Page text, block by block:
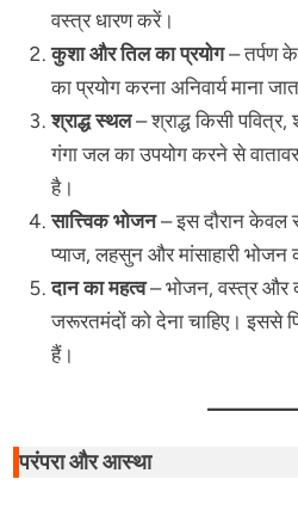
वस्त्र धारण करें।
कुशा और तिल का प्रयोग– तर्पण
का प्रयोग करना अनिवार्य माना
श्राद्ध स्थल– श्राद्ध किसी
गंगा जल का उपयोग करने से
है।
सात्त्विक भोजन– इस दौरान केवल
प्याज, लहसुन और मांसाहारी भोजन
दान का महत्व– भोजन, वस्त्र और
जरूरतमंदों को देना चाहिए। इससे
हैं।
परंपरा और आस्था